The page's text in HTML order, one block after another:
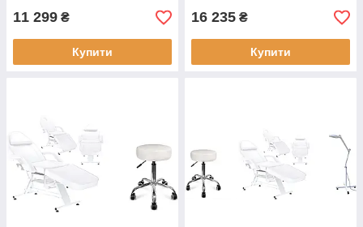
11 299 ₴
Купити
16 235 ₴
Купити